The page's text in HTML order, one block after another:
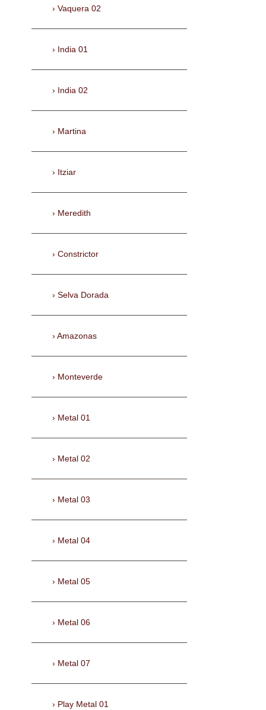
Vaquera 02
India 01
India 02
Martina
Itziar
Meredith
Constrictor
Selva Dorada
Amazonas
Monteverde
Metal 01
Metal 02
Metal 03
Metal 04
Metal 05
Metal 06
Metal 07
Play Metal 01